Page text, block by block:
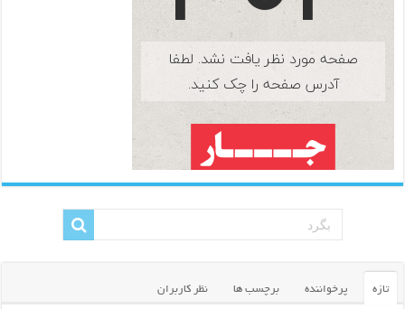
تازه پرخواننده برچسب ها نظر کاربران